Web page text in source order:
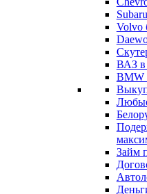
Volvo
ВАЗ в
BMW
Займ